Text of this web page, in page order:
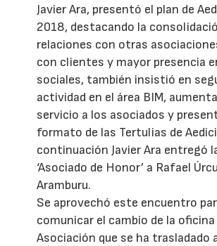
Javier Ara, presentó el plan de
2018, destacando la
relaciones con otras
con clientes y mayor presencia
sociales, también insistió en
actividad en el área BIM,
servicio a los asociados y
formato de las Tertulias de
continuación Javier Ara entregó
‘Asociado de Honor’ a Rafael
Aramburu.
Se aprovechó este encuentro
comunicar el cambio de la oficina
Asociación que se ha trasladado